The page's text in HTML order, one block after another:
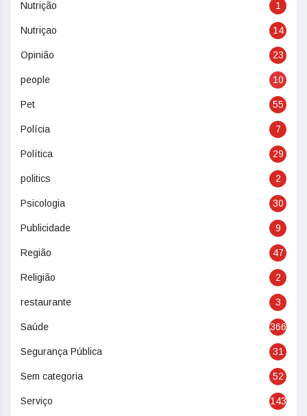
Nutrição 1
Nutriçao 14
Opinião 23
people 10
Pet 55
Polícia 7
Política 29
politics 2
Psicologia 30
Publicidade 9
Região 47
Religião 2
restaurante 3
Saúde 366
Segurança Pública 31
Sem categoria 52
Serviço 143